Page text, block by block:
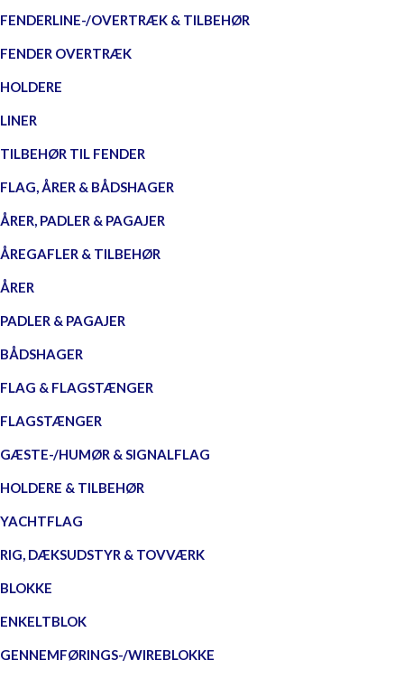
FENDERLINE-/OVERTRÆK & TILBEHØR
FENDER OVERTRÆK
HOLDERE
LINER
TILBEHØR TIL FENDER
FLAG, ÅRER & BÅDSHAGER
ÅRER, PADLER & PAGAJER
ÅREGAFLER & TILBEHØR
ÅRER
PADLER & PAGAJER
BÅDSHAGER
FLAG & FLAGSTÆNGER
FLAGSTÆNGER
GÆSTE-/HUMØR & SIGNALFLAG
HOLDERE & TILBEHØR
YACHTFLAG
RIG, DÆKSUDSTYR & TOVVÆRK
BLOKKE
ENKELTBLOK
GENNEMFØRINGS-/WIREBLOKKE